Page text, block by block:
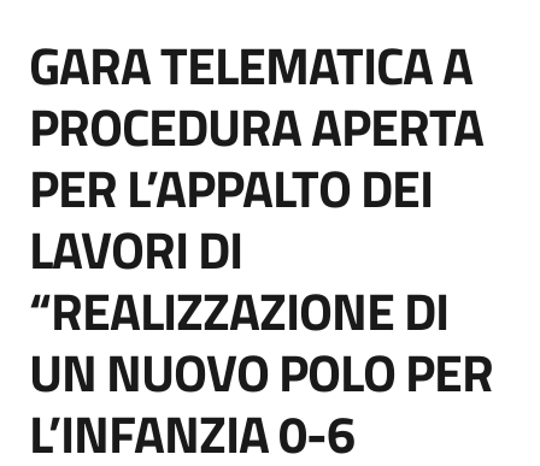
acquisto
Supporto
Piattaforme
telematiche
English
Salta al contenuto
GARA TELEMATICA A
PROCEDURA APERTA
PER L’APPALTO DEI
LAVORI DI
“REALIZZAZIONE DI
UN NUOVO POLO PER
L’INFANZIA 0-6